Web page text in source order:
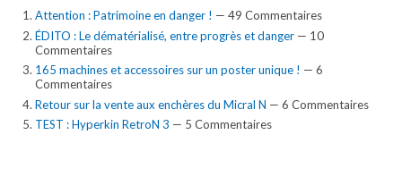
Attention : Patrimoine en danger ! — 49 Commentaires
ÉDITO : Le dématérialisé, entre progrès et danger — 10
Commentaires
165 machines et accessoires sur un poster unique ! — 6
Commentaires
Retour sur la vente aux enchères du Micral N — 6 Commentaires
TEST : Hyperkin RetroN 3 — 5 Commentaires